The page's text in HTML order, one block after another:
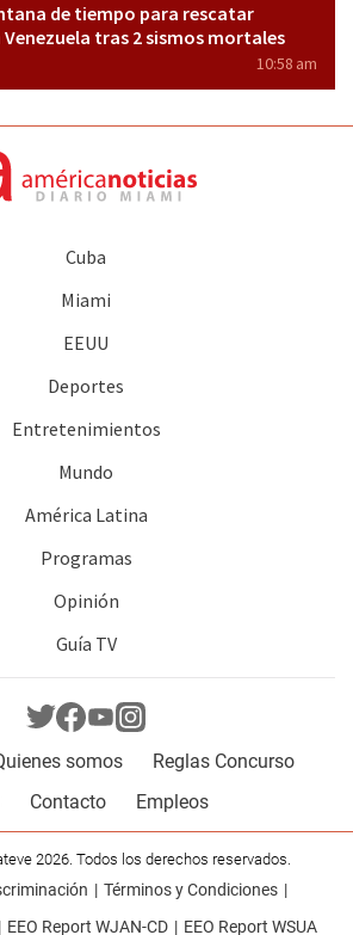
de tiempo para rescatar
tras 2 sismos mortales
10:58 am
Cuba
Miami
EEUU
Deportes
Entretenimientos
Mundo
América Latina
Programas
Opinión
Guía TV
somos
Reglas Concurso
Contacto Empleos
2026. Todos los derechos reservados.
Términos y Condiciones
EEO Report WJAN-CD EEO Report WSUA